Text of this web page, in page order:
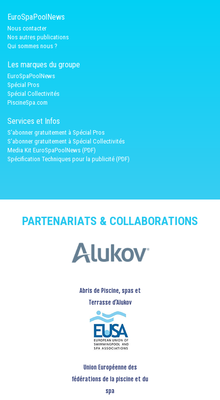
EuroSpaPoolNews
Nous contacter
Nos autres publications
Qui sommes nous ?
Les marques du groupe
EuroSpaPoolNews
Spécial Pros
Spécial Collectivités
PiscineSpa.com
Services et Infos
S'abonner gratuitement à Spécial Pros
S'abonner gratuitement à Spécial Collectivités
Media Kit EuroSpaPoolNews (PDF)
Spécification Techniques pour la publicité (PDF)
PARTENARIATS & COLLABORATIONS
Abris de Piscine, spas et
Terrasse d’Alukov
Union Européenne des
fédérations de la piscine et du
spa